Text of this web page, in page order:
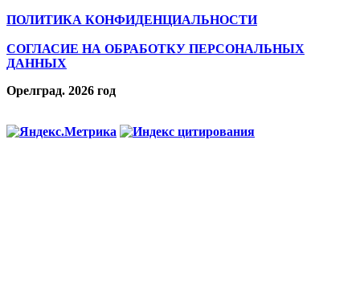
ПОЛИТИКА КОНФИДЕНЦИАЛЬНОСТИ
СОГЛАСИЕ НА ОБРАБОТКУ ПЕРСОНАЛЬНЫХ
ДАННЫХ
Орелград. 2026 год